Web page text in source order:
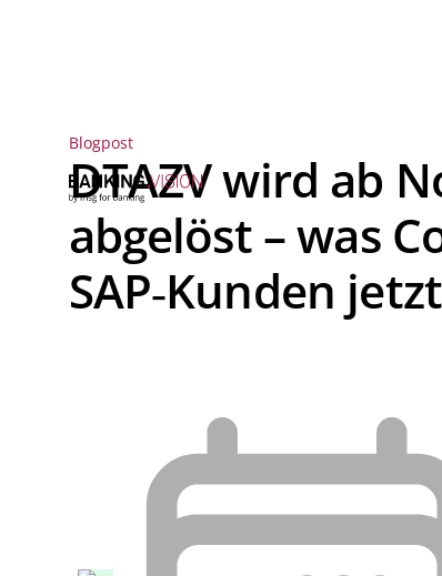
Blogpost
DTAZV wird ab
abgelöst – was
SAP‑Kunden